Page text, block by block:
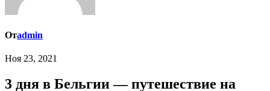
Отadmin
Ноя 23, 2021
3 дня в Бельгии — путешествие на